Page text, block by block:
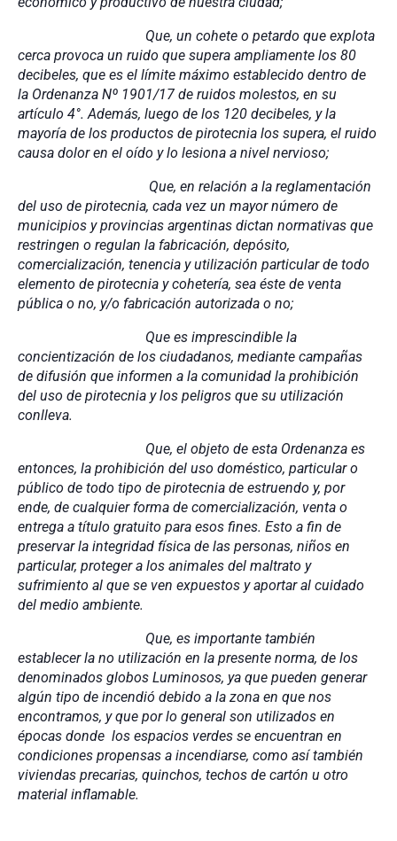
Que, un cohete o petardo que explota
cerca provoca un ruido que supera ampliamente los 80
decibeles, que es el límite máximo establecido dentro de
la Ordenanza Nº 1901/17 de ruidos molestos, en su
artículo 4°. Además, luego de los 120 decibeles, y la
mayoría de los productos de pirotecnia los supera, el ruido
causa dolor en el oído y lo lesiona a nivel nervioso;
Que, en relación a la reglamentación
del uso de pirotecnia, cada vez un mayor número de
municipios y provincias argentinas dictan normativas que
restringen o regulan la fabricación, depósito,
comercialización, tenencia y utilización particular de todo
elemento de pirotecnia y cohetería, sea éste de venta
pública o no, y/o fabricación autorizada o no;
Que es imprescindible la
concientización de los ciudadanos, mediante campañas
de difusión que informen a la comunidad la prohibición
del uso de pirotecnia y los peligros que su utilización
conlleva.
Que, el objeto de esta Ordenanza es
entonces, la prohibición del uso doméstico, particular o
público de todo tipo de pirotecnia de estruendo y, por
ende, de cualquier forma de comercialización, venta o
entrega a título gratuito para esos fines. Esto a fin de
preservar la integridad física de las personas, niños en
particular, proteger a los animales del maltrato y
sufrimiento al que se ven expuestos y aportar al cuidado
del medio ambiente.
Que, es importante también
establecer la no utilización en la presente norma, de los
denominados globos Luminosos, ya que pueden generar
algún tipo de incendió debido a la zona en que nos
encontramos, y que por lo general son utilizados en
épocas donde los espacios verdes se encuentran en
condiciones propensas a incendiarse, como así también
viviendas precarias, quinchos, techos de cartón u otro
material inflamable.